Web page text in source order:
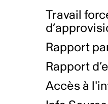
Travail
Rapport
Rapport
Accès à